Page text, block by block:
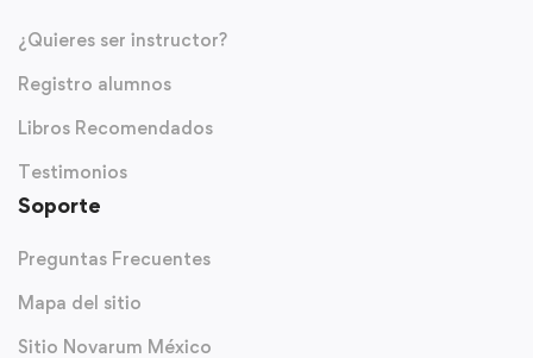
¿Quieres ser instructor?
Registro alumnos
Libros Recomendados
Testimonios
Soporte
Preguntas Frecuentes
Mapa del sitio
Sitio Novarum México